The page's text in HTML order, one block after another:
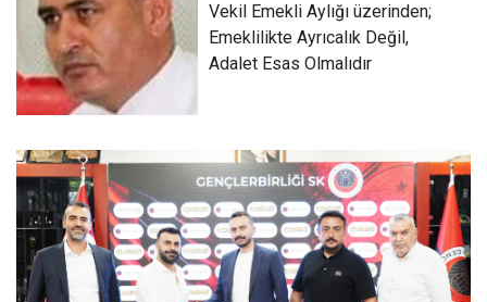
Vekil Emekli Aylığı üzerinden;
Emeklilikte Ayrıcalık Değil,
Adalet Esas Olmalıdır